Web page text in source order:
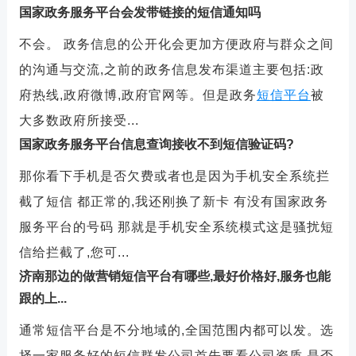
国家政务服务平台会发带链接的短信通知吗
不会。 政务信息的公开化会更加方便政府与群众之间
的沟通与交流,之前的政务信息发布渠道主要包括:政
府热线,政府微博,政府官网等。但是政务短信平台被
大多数政府所接受...
国家政务服务平台信息查询接收不到短信验证码?
那你看下手机是否欠费或者也是因为手机安全系统拦
截了短信 都正常的,我还刚换了新卡 有没有国家政务
服务平台的号码 那就是手机安全系统模式这是骚扰短
信给拦截了,您可...
济南那边的做营销短信平台有哪些,最好价格好,服务也能
跟的上...
通常短信平台是不分地域的,全国范围内都可以发。选